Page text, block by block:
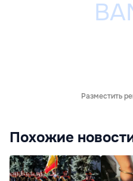
Разместить
Похожие